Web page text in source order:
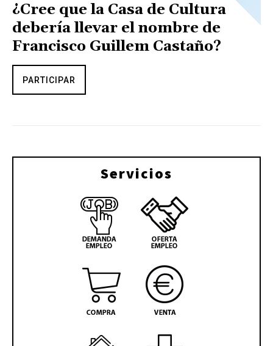
¿Cree que la Casa de Cultura
debería llevar el nombre de
Francisco Guillem Castaño?
PARTICIPAR
Servicios